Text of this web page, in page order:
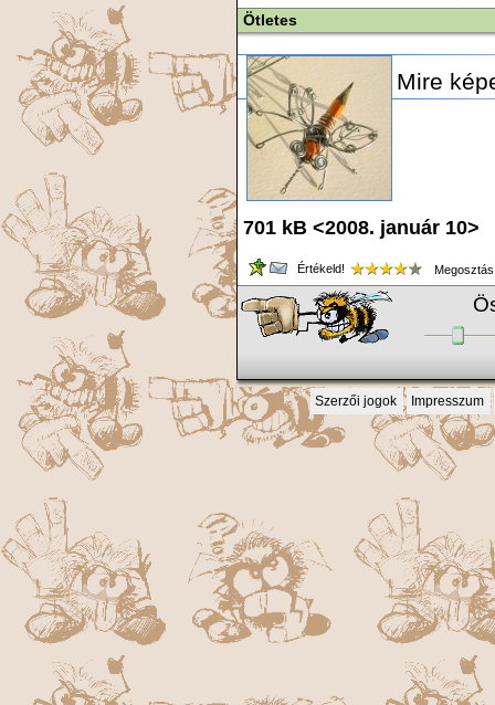
Ötletes
Mire
701 kB <2008. január 10>
Értékeld!
Szerzői jogok Impresszum